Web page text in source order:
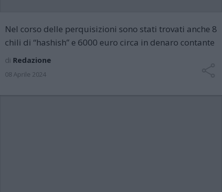
Nel corso delle perquisizioni sono stati trovati anche 8
chili di “hashish” e 6000 euro circa in denaro contante
di Redazione
08 Aprile 2024